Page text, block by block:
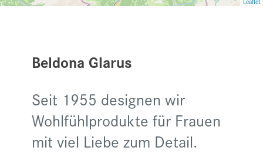
Beldona Glarus
Seit 1955 designen wir
Wohlfühlprodukte für Frauen
mit viel Liebe zum Detail.